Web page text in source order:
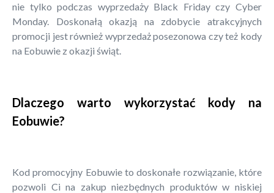
nie tylko podczas wyprzedaży Black Friday czy Cyber
Monday. Doskonałą okazją na zdobycie atrakcyjnych
promocji jest również wyprzedaż posezonowa czy też kody
na Eobuwie z okazji świąt.
Dlaczego warto wykorzystać kody na
Eobuwie?
Kod promocyjny Eobuwie to doskonałe rozwiązanie, które
pozwoli Ci na zakup niezbędnych produktów w niskiej